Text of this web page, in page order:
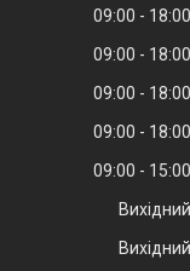
09:00
18:00
09:00
18:00
09:00
18:00
09:00
18:00
09:00
15:00
Вихідний
Вихідний